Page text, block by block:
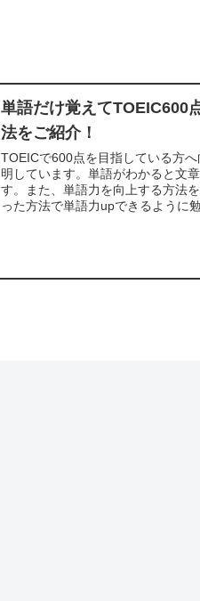
単語だけ覚えてTOEIC600
法をご紹介！
TOEICで600点を目指している方
明しています。単語がわかると文
す。また、単語力を向上する方法
った方法で単語力upできるように